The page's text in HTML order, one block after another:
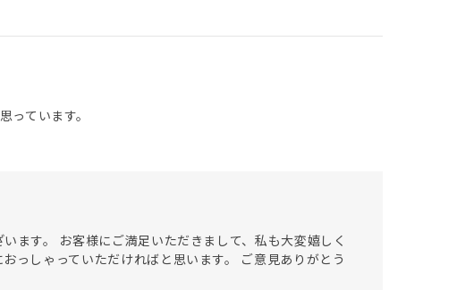
ています。
ます。 お客様にご満足いただきまして、私も大変嬉しく
っしゃっていただければと思います。 ご意見ありがとう